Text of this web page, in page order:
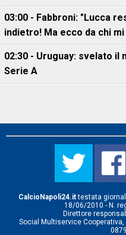
03:00 - Fabbroni: "Lucca
indietro! Ma ecco da chi
02:30 - Uruguay: svelato il
Serie A
CalcioNapoli24.ittestata
18/06/2010 - N.
Direttore
Social Multiservice Cooperativa,